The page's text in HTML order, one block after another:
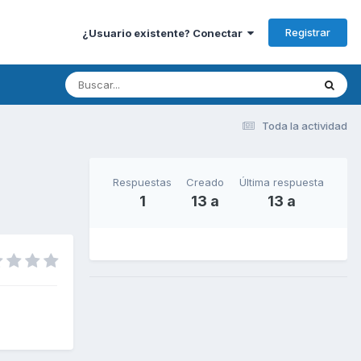
¿Usuario existente? Conectar Registrar
Toda la actividad
Respuestas
1
Creado
13 a
Última respuesta
13 a